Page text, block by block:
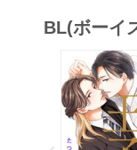
BL(ボーイ
v
o
s